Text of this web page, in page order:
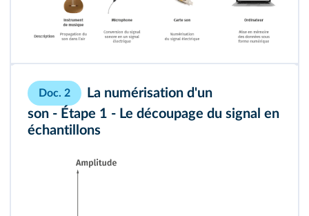
Doc. 2
La numérisation d'un
son - Étape 1 - Le découpage du signal en
échantillons